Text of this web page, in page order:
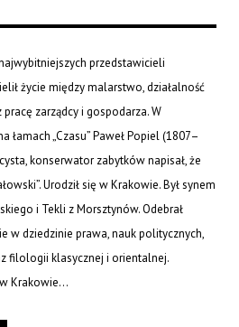
przedstawicieli
życie między malarstwo, działalność
zarządcy i gospodarza. W
„Czasu” Paweł Popiel (1807–
konserwator zabytków napisał, że
Urodził się w Krakowie. Był synem
i Tekli z Morsztynów. Odebrał
w dziedzinie prawa, nauk politycznych,
filologii klasycznej i orientalnej.
Krakowie...